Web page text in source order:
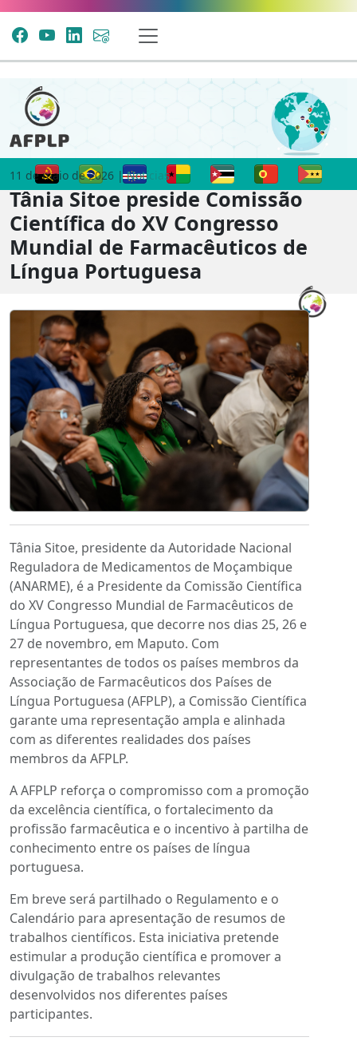
11 de maio de 2026 |Notícias
Tânia Sitoe preside Comissão
Científica do XV Congresso
Mundial de Farmacêuticos de
Língua Portuguesa
Tânia Sitoe, presidente da Autoridade Nacional
Reguladora de Medicamentos de Moçambique
(ANARME), é a Presidente da Comissão Científica
do XV Congresso Mundial de Farmacêuticos de
Língua Portuguesa, que decorre nos dias 25, 26 e
27 de novembro, em Maputo. Com
representantes de todos os países membros da
Associação de Farmacêuticos dos Países de
Língua Portuguesa (AFPLP), a Comissão Científica
garante uma representação ampla e alinhada
com as diferentes realidades dos países
membros da AFPLP.
A AFPLP reforça o compromisso com a promoção
da excelência científica, o fortalecimento da
profissão farmacêutica e o incentivo à partilha de
conhecimento entre os países de língua
portuguesa.
Em breve será partilhado o Regulamento e o
Calendário para apresentação de resumos de
trabalhos científicos. Esta iniciativa pretende
estimular a produção científica e promover a
divulgação de trabalhos relevantes
desenvolvidos nos diferentes países
participantes.